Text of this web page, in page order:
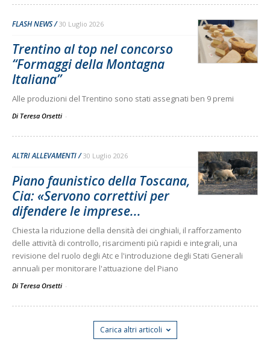
FLASH NEWS 30 Luglio 2026
Trentino al top nel concorso
“Formaggi della Montagna
Italiana”
Alle produzioni del Trentino sono stati assegnati ben 9 premi
Di Teresa Orsetti -
ALTRI ALLEVAMENTI 30 Luglio 2026
Piano faunistico della Toscana,
Cia: «Servono correttivi per
difendere le imprese...
Chiesta la riduzione della densità dei cinghiali, il rafforzamento
delle attività di controllo, risarcimenti più rapidi e integrali, una
revisione del ruolo degli Atc e l'introduzione degli Stati Generali
annuali per monitorare l'attuazione del Piano
Di Teresa Orsetti -
Carica altri articoli